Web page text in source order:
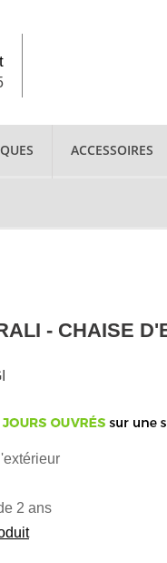
ACCESSOIRES
- CHAISE
2 ans